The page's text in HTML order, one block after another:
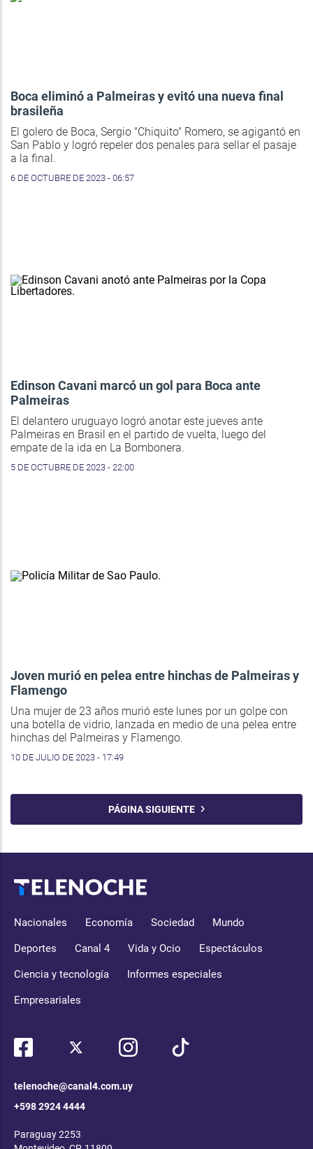
Boca eliminó a Palmeiras y evitó una nueva final
brasileña
El golero de Boca, Sergio "Chiquito" Romero, se agigantó en
San Pablo y logró repeler dos penales para sellar el pasaje
a la final.
6 DE OCTUBRE DE 2023 - 06:57
Edinson Cavani marcó un gol para Boca ante
Palmeiras
El delantero uruguayo logró anotar este jueves ante
Palmeiras en Brasil en el partido de vuelta, luego del
empate de la ida en La Bombonera.
5 DE OCTUBRE DE 2023 - 22:00
Joven murió en pelea entre hinchas de Palmeiras y
Flamengo
Una mujer de 23 años murió este lunes por un golpe con
una botella de vidrio, lanzada en medio de una pelea entre
hinchas del Palmeiras y Flamengo.
10 DE JULIO DE 2023 - 17:49
PÁGINA SIGUIENTE
Nacionales Economía Sociedad Mundo
Deportes Canal 4 Vida y Ocio Espectáculos
Ciencia y tecnología Informes especiales
Empresariales
telenoche@canal4.com.uy
+598 2924 4444
Paraguay 2253